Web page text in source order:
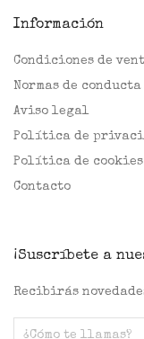
Información
Condiciones de
Normas de conducta
Aviso legal
Política de
Política de cookies
Contacto
¡Suscríbete a
Recibirás